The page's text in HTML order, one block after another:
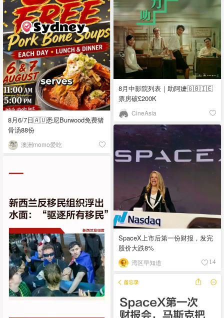
8月中影院列表｜助阿嬷🇬🇧🇮🇪
票房破£200K
CineAsia
8月6/7日🇦🇺悉尼Burwood免费猪
骨汤88份
澳洲momo爱吃
SpaceX上市后第一份财报，发完
股价大跌8%
湾区早知道 14